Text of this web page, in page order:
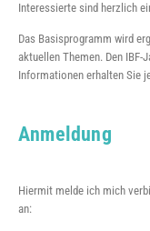
Interessierte sind herzlich
Das Basisprogramm wird
aktuellen Themen. Den IBF-
Informationen erhalten Sie
Anmeldung
Hiermit melde ich mich
an: